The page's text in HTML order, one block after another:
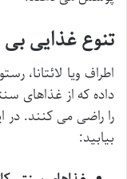
تنوع غذایی بی
اطراف ویا لائتانا،
داده که از غذاهای
را راضی می کنند. در
بیابید: